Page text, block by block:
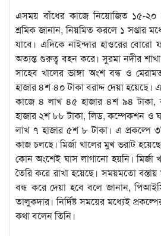
এসময় বাঁধের কাজে নিয়োজিত ১৫-২০
শ্রমিক জানান, নিয়মিত করলে ১ সপ্তার
যাবে। এদিকে নাইন্দার হাওরের
অত্যন্ত গুরুত্ব বহন করে। সুরমা নদীর
সাহেব খালের ভাঙ্গা অংশ বন্ধ ও
হাজার ৪শ ৪০ টাকা বরাদ্দ দেয়া হয়েছে।
কাজে ৪ লাখ ৪৫ হাজার ৪শ ৯৪
হাজার ২শ ৮৮ টাকা, লিড, কম্পেকশন ও
লাখ ৭ হাজার ৫শ ৮ টাকা। এ প্রকল্পে
কাজ চলছে। মির্জা খালের মুখ ভরাট
কোন অংশেই ঘাস লাগানো হয়নি। মির্জা
তৈরি করে রাখা হয়েছে। সময়মতো বস্তায়
বন্ধ করে দেয়া হবে বলে জানান,
তালুকদার। নির্দিষ্ট সময়ের মধ্যেই
কথা বলেন তিনি।